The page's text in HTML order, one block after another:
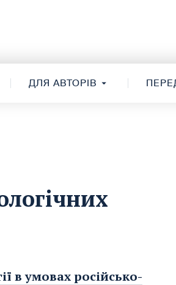
ДЛЯ АВТОРІВ
в умовах російсько-